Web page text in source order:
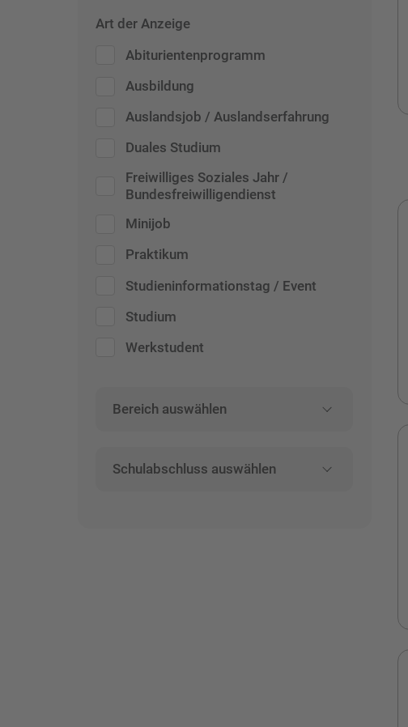
Art der Anzeige
Abiturientenprogramm
Ausbildung
Auslandsjob / Auslandserfahrung
Duales Studium
Freiwilliges Soziales Jahr /
Bundesfreiwilligendienst
Minijob
Praktikum
Studieninformationstag / Event
Studium
Werkstudent
Bereich auswählen
Schulabschluss auswählen